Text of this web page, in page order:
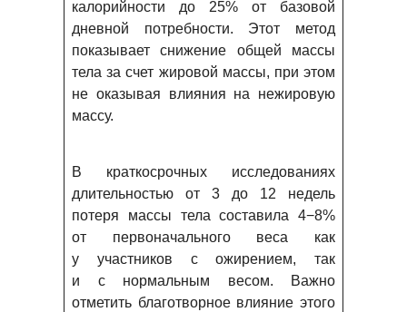
калорийности до 25% от базовой
дневной потребности. Этот метод
показывает снижение общей массы
тела за счет жировой массы, при этом
не оказывая влияния на нежировую
массу.
В краткосрочных исследованиях
длительностью от 3 до 12 недель
потеря массы тела составила 4−8%
от первоначального веса как
у участников с ожирением, так
и с нормальным весом. Важно
отметить благотворное влияние этого